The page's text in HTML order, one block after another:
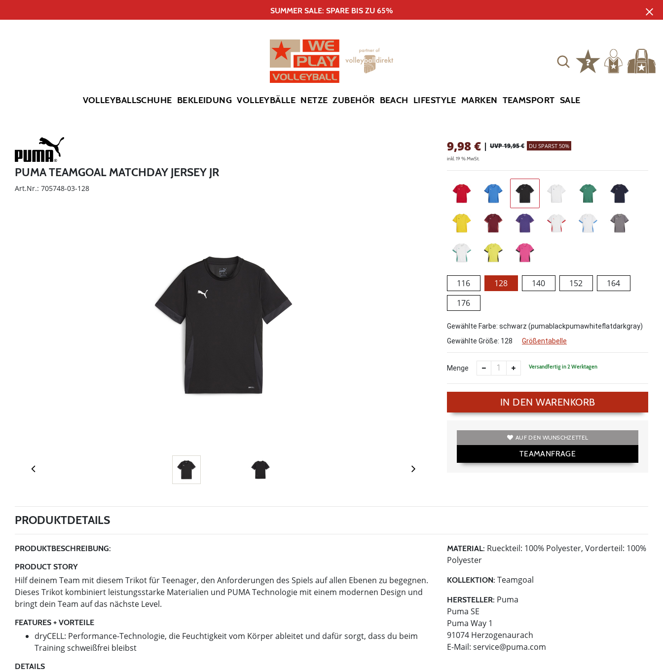
SUMMER SALE: SPARE BIS ZU 65%
VOLLEYBALLSCHUHE BEKLEIDUNG VOLLEYBÄLLE NETZE ZUBEHÖR BEACH LIFESTYLE MARKEN TEAMSPORT SALE
PUMA TEAMGOAL MATCHDAY JERSEY JR
Art.Nr.: 705748-03-128
9,98€ | UVP 19,95 € DU SPARST 50%
inkl. 19 % MwSt.
116 128 140 152
164
176
Gewählte Farbe: schwarz (pumablackpumawhiteflatdarkgray)
Gewählte Größe: 128 Größentabelle
Menge Versandfertig in 2 Werktagen
IN DEN WARENKORB
AUF DEN WUNSCHZETTEL
TEAMANFRAGE
PRODUKTDETAILS
PRODUKTBESCHREIBUNG:
PRODUCT STORY
Hilf deinem Team mit diesem Trikot für Teenager, den Anforderungen des Spiels auf allen Ebenen zu begegnen.
Dieses Trikot kombiniert leistungsstarke Materialien und PUMA Technologie mit einem modernen Design und
bringt dein Team auf das nächste Level.
FEATURES + VORTEILE
dryCELL: Performance-Technologie, die Feuchtigkeit vom Körper ableitet und dafür sorgt, dass du beim
Training schweißfrei bleibst
DETAILS
MATERIAL: Rueckteil: 100% Polyester, Vorderteil: 100%
Polyester
KOLLEKTION: Teamgoal
HERSTELLER: Puma
Puma SE
Puma Way 1
91074 Herzogenaurach
E-Mail: service@puma.com